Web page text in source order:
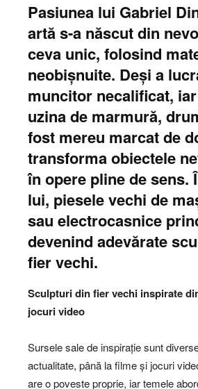
Pasiunea lui Gabriel
artă s-a născut din
ceva unic, folosind
neobișnuite. Deși a
muncitor necalificat,
uzina de marmură,
fost mereu marcat de
transforma obiectele
în opere pline de sens.
lui, piesele vechi de
sau electrocasnice
devenind adevărate
fier vechi.
Sculpturi din fier vechi inspirate
jocuri video
Sursele sale de inspirație sunt
actualitate, până la filme și jocuri
are o poveste proprie, iar temele